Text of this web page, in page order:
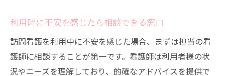
問題が発生した時の相談窓口の利用法
訪問看護利用後のフィードバックの重要性
利用時に不安を感じたら相談できる窓口
訪問看護を利用中に不安を感じた場合、まずは担当の看
護師に相談することが第一です。看護師は利用者様の状
況やニーズを理解しており、的確なアドバイスを提供で